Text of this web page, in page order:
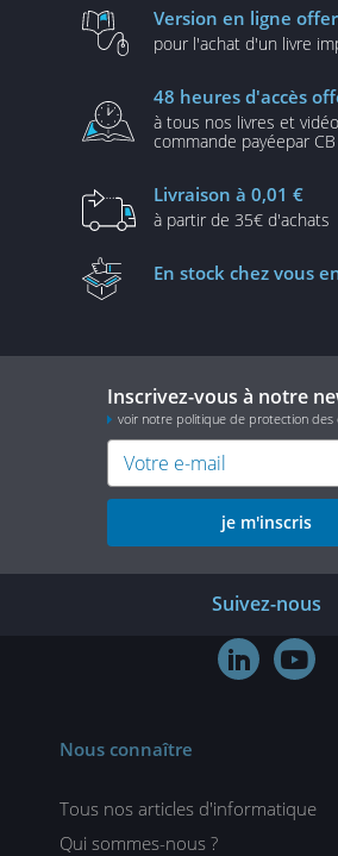
Version en ligne
pour l'achat d'un livre
48 heures d'accès
à tous nos livres et
commande payéepar
Livraison à 0,01 €
à partir de 35€ d'achats
En stock chez vous
Inscrivez-vous à notre
voir notre politique de protection des
je m'inscris
Suivez-nous
 
Nous connaître
Tous nos articles d'informatique
Qui sommes-nous ?